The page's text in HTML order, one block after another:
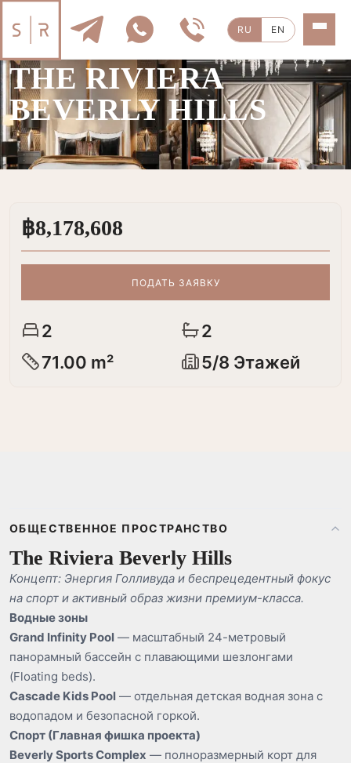
RU EN
ПРОДАЖА
THE RIVIERA
BEVERLY HILLS
฿8,178,608
ПОДАТЬ ЗАЯВКУ
2
2
71.00 m²
5/8 Этажей
ОБЩЕСТВЕННОЕ ПРОСТРАНСТВО
The Riviera Beverly Hills
Концепт: Энергия Голливуда и беспрецедентный фокус
на спорт и активный образ жизни премиум-класса.
Водные зоны
Grand Infinity Pool — масштабный 24-метровый
панорамный бассейн с плавающими шезлонгами
(Floating beds).
Cascade Kids Pool — отдельная детская водная зона с
водопадом и безопасной горкой.
Спорт (Главная фишка проекта)
Beverly Sports Complex — полноразмерный корт для